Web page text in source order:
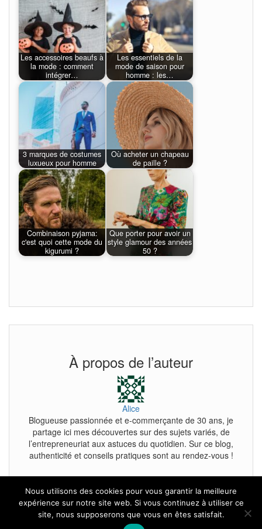
Les accessoires beaufs à
la mode : comment
intégrer…
Les essentiels de la
mode de saison pour
homme : les…
3 marques de costumes
luxueux pour homme
Où acheter un chapeau
de paille ?
Combinaison pyjama:
c'est quoi cette mode du
kigurumi ?
Que porter pour avoir un
style glamour des années
50 ?
À propos de l’auteur
Alice
Blogueuse passionnée et e-commerçante de 30 ans, je
partage ici mes découvertes sur des sujets variés, de
l’entrepreneuriat aux astuces du quotidien. Sur ce blog,
authenticité et conseils pratiques sont au rendez-vous !
Tous droits reservés.
Nous utilisons des cookies pour vous garantir la meilleure
expérience sur notre site web. Si vous continuez à utiliser ce
site, nous supposerons que vous en êtes satisfait.